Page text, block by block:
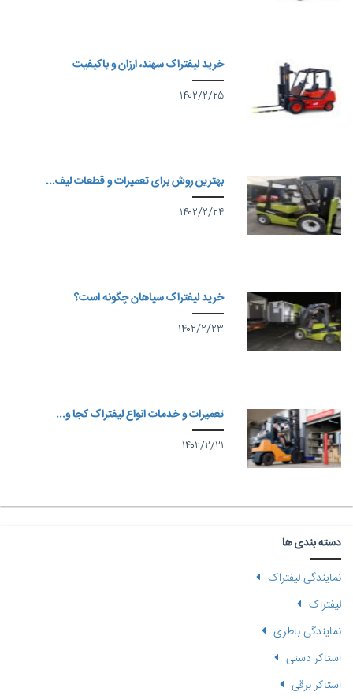
خرید لیفتراک سهند، ارزان و باکیفیت
۱۴۰۲/۲/۲۵
بهترین روش برای تعمیرات و قطعات لیف...
۱۴۰۲/۲/۲۴
خرید لیفتراک سپاهان چگونه است؟
۱۴۰۲/۲/۲۳
تعمیرات و خدمات انواع لیفتراک کجا و...
۱۴۰۲/۲/۲۱
دسته بندی ها
نمایندگی لیفتراک
لیفتراک
نمایندگی باطری
استاکر دستی
استاکر برقی